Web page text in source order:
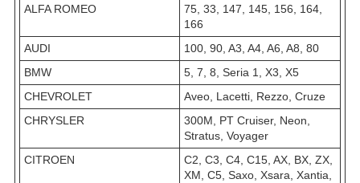
ALFA ROMEO
75, 33, 147, 145, 156, 164,
166
AUDI
100, 90, A3, A4, A6, A8, 80
BMW
5, 7, 8, Seria 1, X3, X5
CHEVROLET
Aveo, Lacetti, Rezzo, Cruze
CHRYSLER
300M, PT Cruiser, Neon,
Stratus, Voyager
CITROEN
C2, C3, C4, C15, AX, BX, ZX,
XM, C5, Saxo, Xsara, Xantia,